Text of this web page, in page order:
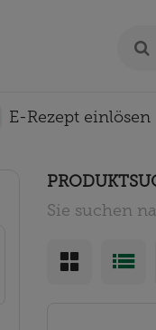
E-Rezept einlösen
Sie suchen